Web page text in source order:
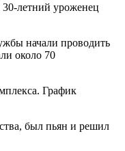
30-летний уроженец
начали проводить
около 70
График
был пьян и решил